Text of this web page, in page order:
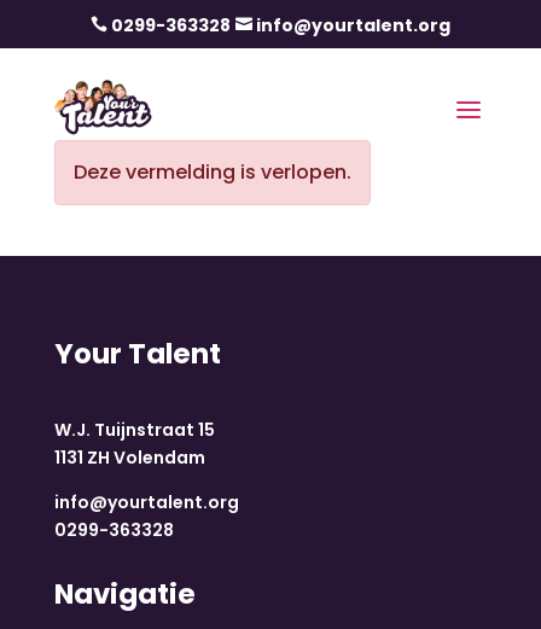
 0299-363328  info@yourtalent.org
Deze vermelding is verlopen.
Your Talent
W.J. Tuijnstraat 15
1131 ZH Volendam
info@yourtalent.org
0299-363328
Navigatie